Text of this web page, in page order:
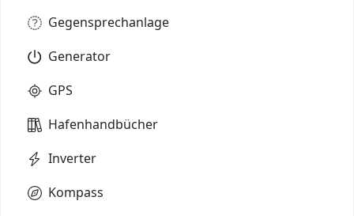
Gegensprechanlage
Generator
GPS
Hafenhandbücher
Inverter
Kompass